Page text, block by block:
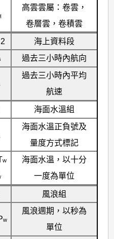
高雲雲屬：卷雲，
卷層雲，卷積雲
海上資料段
過去三小時內航向
過去三小時內平均
航速
海面水溫組
海面水溫正負號及
量度方式標記
w
海面水溫，以十分
一度為單位
風浪組
w
風浪週期，以秒為
單位